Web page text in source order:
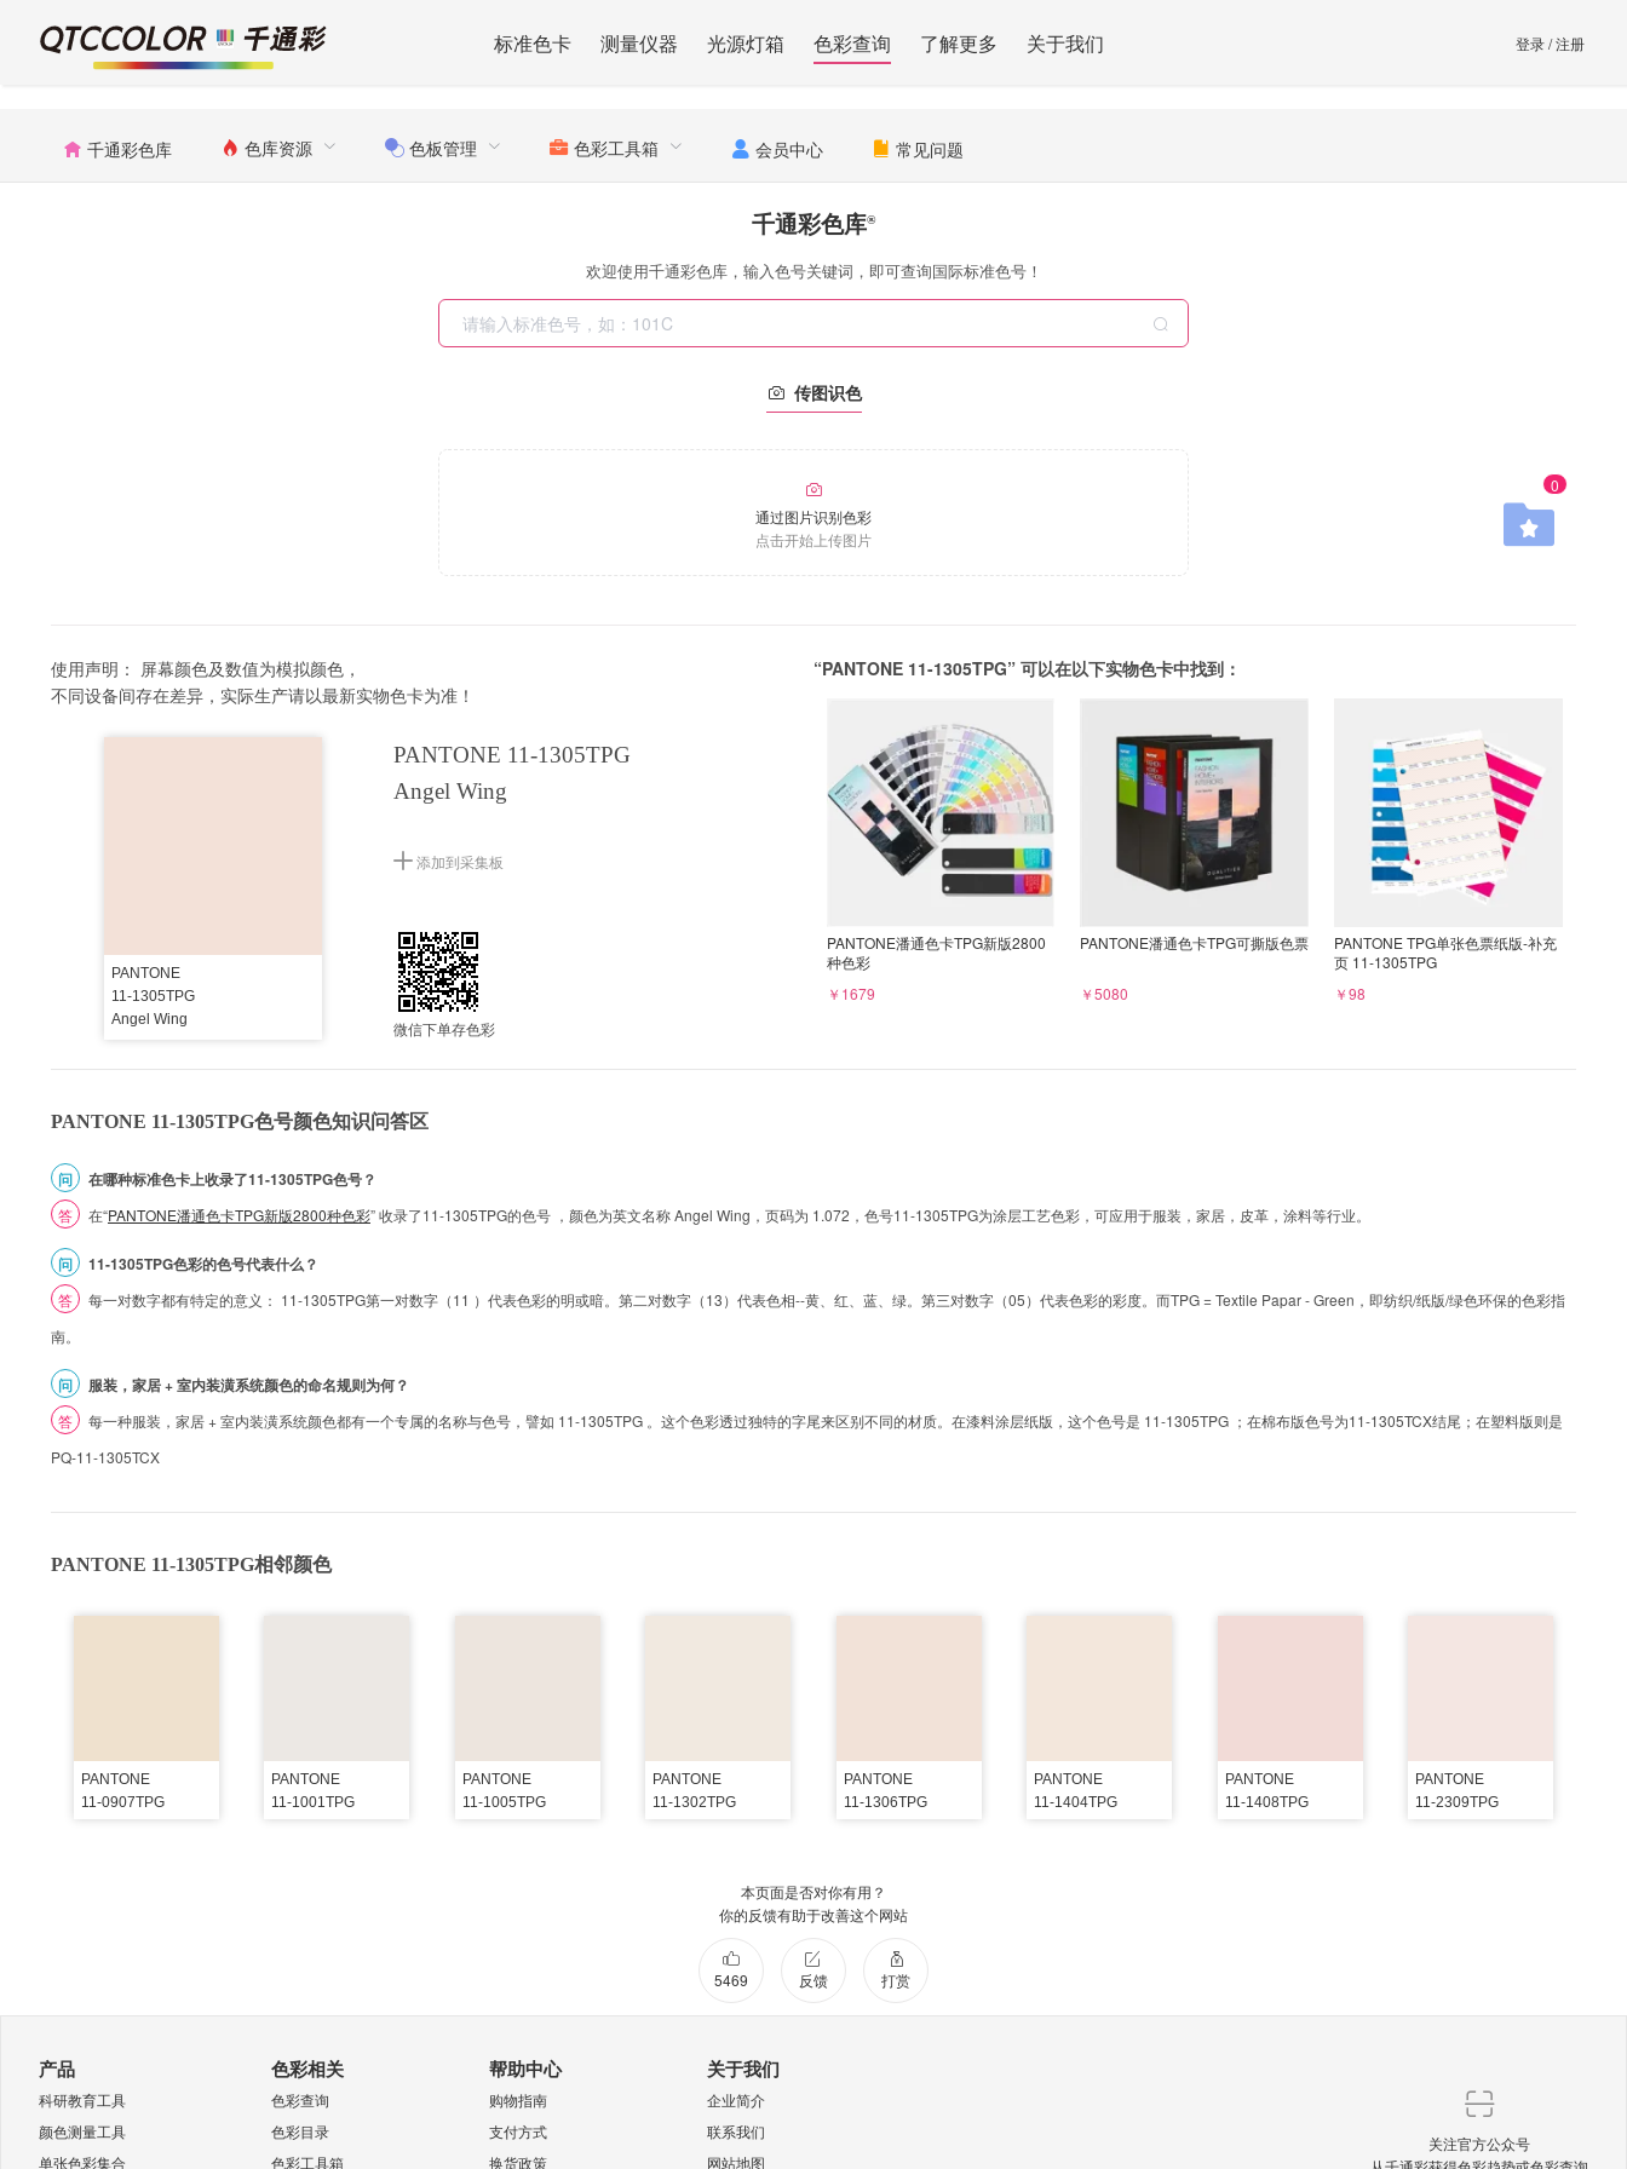
标准色卡 测量仪器 光源灯箱 色彩查询 了解更多 关于我们 登录/注册
千通彩色库 色库资源 色板管理 色彩工具箱 会员中心 常见问题
0
千通彩色库®
欢迎使用千通彩色库，输入色号关键词，即可查询国际标准色号！
传图识色
通过图片识别色彩
点击开始上传图片
使用声明： 屏幕颜色及数值为模拟颜色，
不同设备间存在差异，实际生产请以最新实物色卡为准！
PANTONE
11-1305TPG
Angel Wing
PANTONE 11-1305TPG
Angel Wing
添加到采集板
微信下单存色彩
“PANTONE 11-1305TPG” 可以在以下实物色卡中找到：
PANTONE潘通色卡TPG新版2800
种色彩
￥1679
PANTONE潘通色卡TPG可撕版色票
￥5080
PANTONE TPG单张色票纸版-补充
页 11-1305TPG
￥98
PANTONE 11-1305TPG色号颜色知识问答区
问 在哪种标准色卡上收录了11-1305TPG色号？
答 在“PANTONE潘通色卡TPG新版2800种色彩” 收录了11-1305TPG的色号 ，颜色为英文名称 Angel Wing，页码为 1.072，色号11-1305TPG为涂层工艺色彩，可应用于服装，家居，皮革，涂料等行业。
问 11-1305TPG色彩的色号代表什么？
答
每一对数字都有特定的意义： 11-1305TPG第一对数字（11 ）代表色彩的明或暗。第二对数字（13）代表色相--黄、红、蓝、绿。第三对数字（05）代表色彩的彩度。而TPG = Textile Papar - Green，即纺织/纸版/绿色环保的色彩指
南。
问 服装，家居 + 室内装潢系统颜色的命名规则为何？
答
每一种服装，家居 + 室内装潢系统颜色都有一个专属的名称与色号，譬如 11-1305TPG 。这个色彩透过独特的字尾来区别不同的材质。在漆料涂层纸版，这个色号是 11-1305TPG ；在棉布版色号为11-1305TCX结尾；在塑料版则是
PQ-11-1305TCX
PANTONE 11-1305TPG相邻颜色
PANTONE
11-0907TPG
PANTONE
11-1001TPG
PANTONE
11-1005TPG
PANTONE
11-1302TPG
PANTONE
11-1306TPG
PANTONE
11-1404TPG
PANTONE
11-1408TPG
PANTONE
11-2309TPG
本页面是否对你有用？
你的反馈有助于改善这个网站
5469 反馈 打赏
产品
科研教育工具
颜色测量工具
单张色彩集合
色彩相关
色彩查询
色彩目录
色彩工具箱
帮助中心
购物指南
支付方式
换货政策
关于我们
企业简介
联系我们
网站地图
关注官方公众号